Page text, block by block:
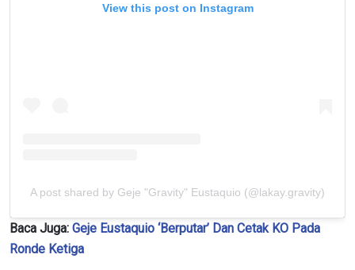
View this post on Instagram
A post shared by Geje "Gravity" Eustaquio (@lakay.gravity)
Baca Juga: Geje Eustaquio ‘Berputar’ Dan Cetak KO Pada
Ronde Ketiga